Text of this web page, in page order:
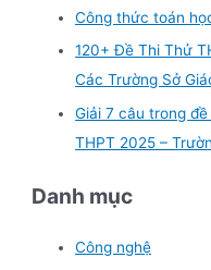
Công thức toán
120+ Đề Thi Thử
Các Trường Sở
Giải 7 câu trong đề
THPT 2025 –
Danh mục
Công nghệ